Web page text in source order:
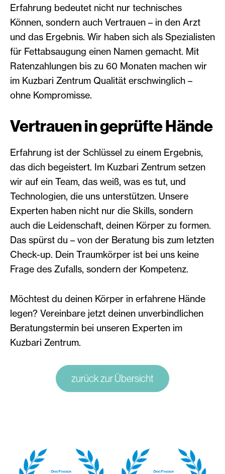
Erfahrung bedeutet nicht nur technisches
Können, sondern auch Vertrauen – in den Arzt
und das Ergebnis. Wir haben sich als Spezialisten
für Fettabsaugung einen Namen gemacht. Mit
Ratenzahlungen bis zu 60 Monaten machen wir
im Kuzbari Zentrum Qualität erschwinglich –
ohne Kompromisse.
Vertrauen in geprüfte Hände
Erfahrung ist der Schlüssel zu einem Ergebnis,
das dich begeistert. Im Kuzbari Zentrum setzen
wir auf ein Team, das weiß, was es tut, und
Technologien, die uns unterstützen. Unsere
Experten haben nicht nur die Skills, sondern
auch die Leidenschaft, deinen Körper zu formen.
Das spürst du – von der Beratung bis zum letzten
Check-up. Dein Traumkörper ist bei uns keine
Frage des Zufalls, sondern der Kompetenz.
Möchtest du deinen Körper in erfahrene Hände
legen? Vereinbare jetzt deinen unverbindlichen
Beratungstermin bei unseren Experten im
Kuzbari Zentrum.
zurück zur Übersicht